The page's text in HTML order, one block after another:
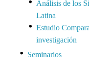
Análisis de los
Latina
Estudio
investigación
Seminarios